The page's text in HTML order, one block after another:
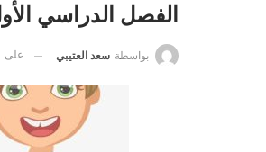
الفصل الدراسي الأول 1442
بواسطة سعد العتيبي على